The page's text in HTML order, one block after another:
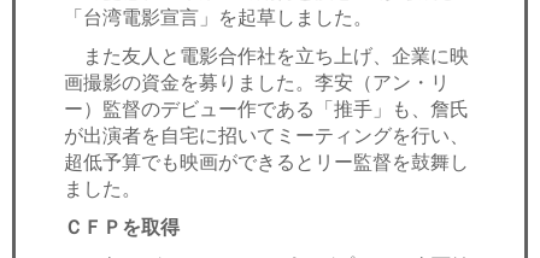
「台湾電影宣言」を起草しました。
また友人と電影合作社を立ち上げ、企業に映
画撮影の資金を募りました。李安（アン・リ
ー）監督のデビュー作である「推手」も、詹氏
が出演者を自宅に招いてミーティングを行い、
超低予算でも映画ができるとリー監督を鼓舞し
ました。
ＣＦＰを取得